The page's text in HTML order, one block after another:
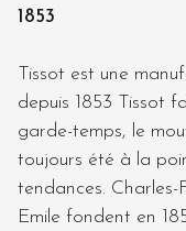
1853
Tissot est une
depuis 1853 Tissot
garde-temps, le
toujours été à la
tendances. Charles-
Emile fondent en